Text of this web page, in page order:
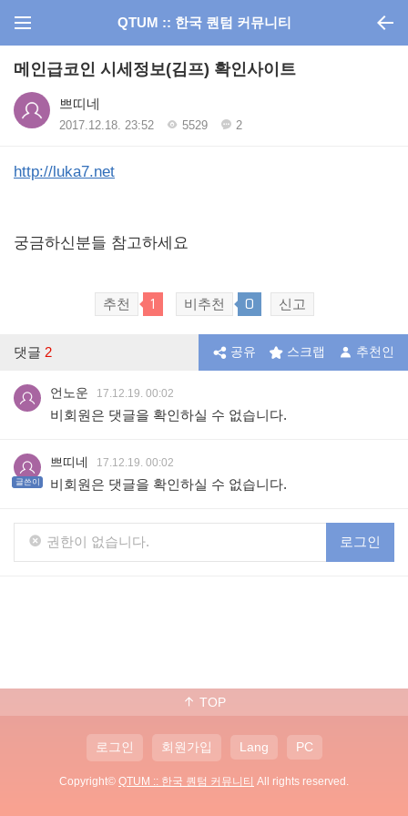
QTUM :: 한국 퀀텀 커뮤니티
메인급코인 시세정보(김프) 확인사이트
쁘띠네
2017.12.18. 23:52 5529 2
http://luka7.net
궁금하신분들 참고하세요
추천 1 비추천 0 신고
댓글 2 공유 스크랩 추천인
언노운 17.12.19. 00:02
비회원은 댓글을 확인하실 수 없습니다.
글쓴이
쁘띠네 17.12.19. 00:02
비회원은 댓글을 확인하실 수 없습니다.
권한이 없습니다. 로그인
TOP
로그인 회원가입 Lang PC
Copyright© QTUM :: 한국 퀀텀 커뮤니티 All rights reserved.